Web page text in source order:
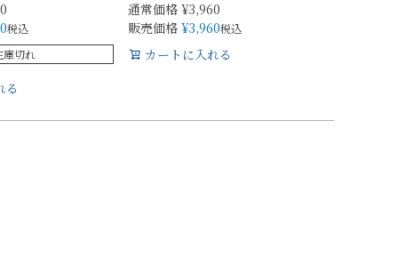
税込
庫切れ
る
通常価格 ¥3,960
販売価格 ¥3,960税込
カートに入れる